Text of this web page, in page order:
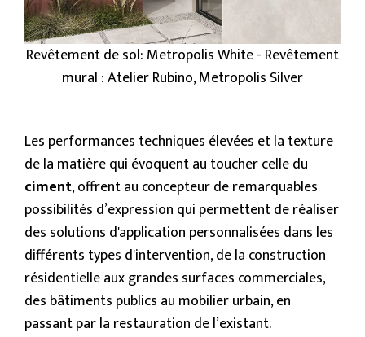
Revêtement de sol: Metropolis White - Revêtement
mural : Atelier Rubino, Metropolis Silver
Les performances techniques élevées et la texture
de la matière qui évoquent au toucher celle du
ciment, offrent au concepteur de remarquables
possibilités d’expression qui permettent de réaliser
des solutions d'application personnalisées dans les
différents types d'intervention, de la construction
résidentielle aux grandes surfaces commerciales,
des bâtiments publics au mobilier urbain, en
passant par la restauration de l’existant.